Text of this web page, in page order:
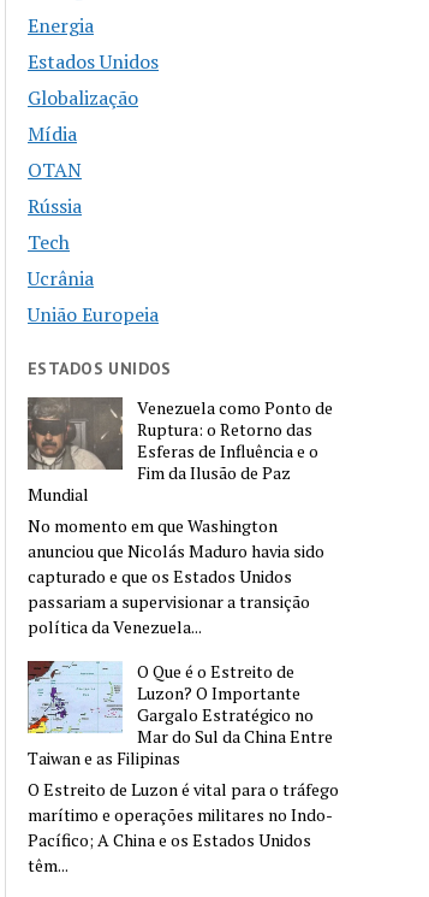
Energia
Estados Unidos
Globalização
Mídia
OTAN
Rússia
Tech
Ucrânia
União Europeia
ESTADOS UNIDOS
Venezuela como Ponto de
Ruptura: o Retorno das
Esferas de Influência e o
Fim da Ilusão de Paz
Mundial
No momento em que Washington
anunciou que Nicolás Maduro havia sido
capturado e que os Estados Unidos
passariam a supervisionar a transição
política da Venezuela...
O Que é o Estreito de
Luzon? O Importante
Gargalo Estratégico no
Mar do Sul da China Entre
Taiwan e as Filipinas
O Estreito de Luzon é vital para o tráfego
marítimo e operações militares no Indo-
Pacífico; A China e os Estados Unidos
têm...